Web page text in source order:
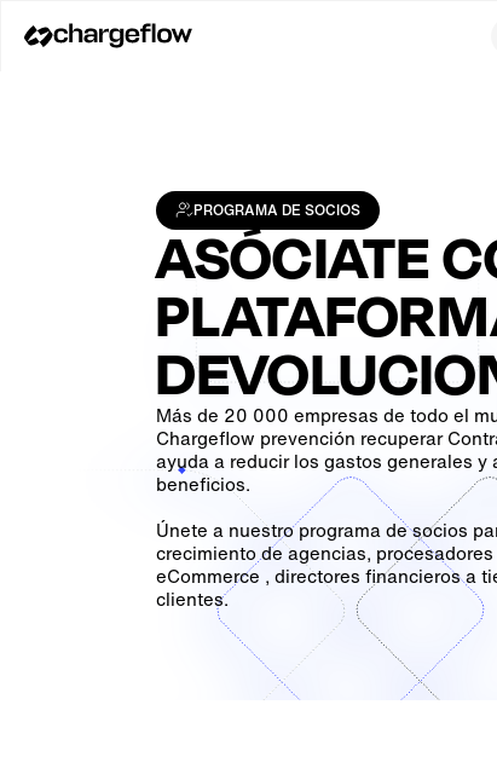
PROGRAMA DE SOCIOS
ASÓCIATE
Más de 20 000 empresas de todo el
Chargeflow prevención recuperar
ayuda a reducir los gastos generales y
beneficios.
Únete a nuestro programa de socios
crecimiento de agencias,
eCommerce , directores financieros a
clientes.